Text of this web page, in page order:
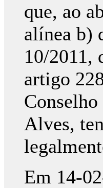
que, ao
alínea b)
10/2011,
artigo
Alves,
Em 14-